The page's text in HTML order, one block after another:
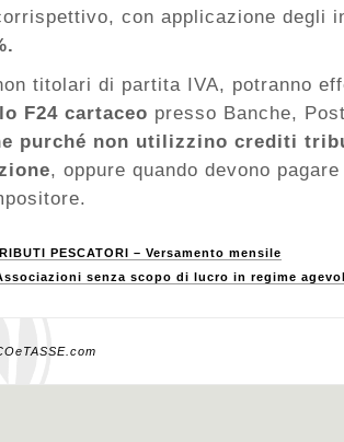
con applicazione degli
titolari di partita IVA, potranno
F24 cartaceo presso Banche,
purché non utilizzino crediti
, oppure quando devono
PESCATORI – Versamento mensile
senza scopo di lucro in regime